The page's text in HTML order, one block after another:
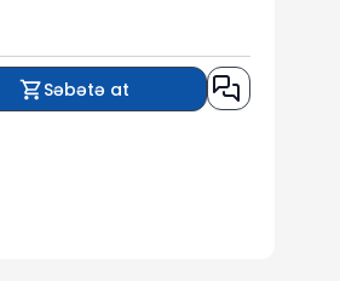
Səbətə at